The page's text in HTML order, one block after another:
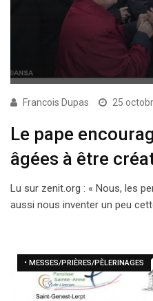
Francois Dupas 25
Le pape
âgées à être
Lu sur zenit.org : « Nous, les
aussi nous inventer un peu
• MESSES/PRIÈRES/PÈLERINAGES